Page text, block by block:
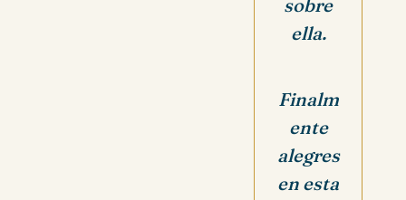
sobre
ella.
Finalm
ente
alegres
en esta